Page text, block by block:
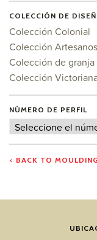
COLECCIÓN DE
Colección Colonial
Colección Artesanos
Colección de granja
Colección
NÚMERO DE PERFIL
Número
perfil
Seleccione el
< BACK TO